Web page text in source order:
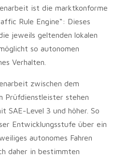
ist die marktkonforme
Rule Engine“: Dieses
jeweils geltenden lokalen
so autonomen
Verhalten.
zwischen dem
Prüfdienstleister stehen
SAE-Level 3 und höher. So
Entwicklungsstufe über ein
autonomes Fahren
daher in bestimmten